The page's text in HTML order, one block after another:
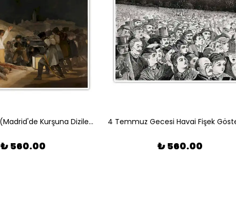
3 Mayıs 1808" (Madrid'de Kurşuna Dizilenler) - Francisco de Goya Poster
₺ 560.00 ₺ 560.00